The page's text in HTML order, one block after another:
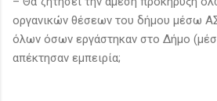
οργανικών θέσεων του δήμου μέσω
όλων όσων εργάστηκαν στο Δήμο
απέκτησαν εμπειρία;